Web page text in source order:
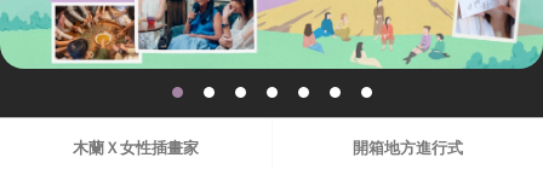
社會企業
木蘭Ｘ女性插畫家 開箱地方進行式